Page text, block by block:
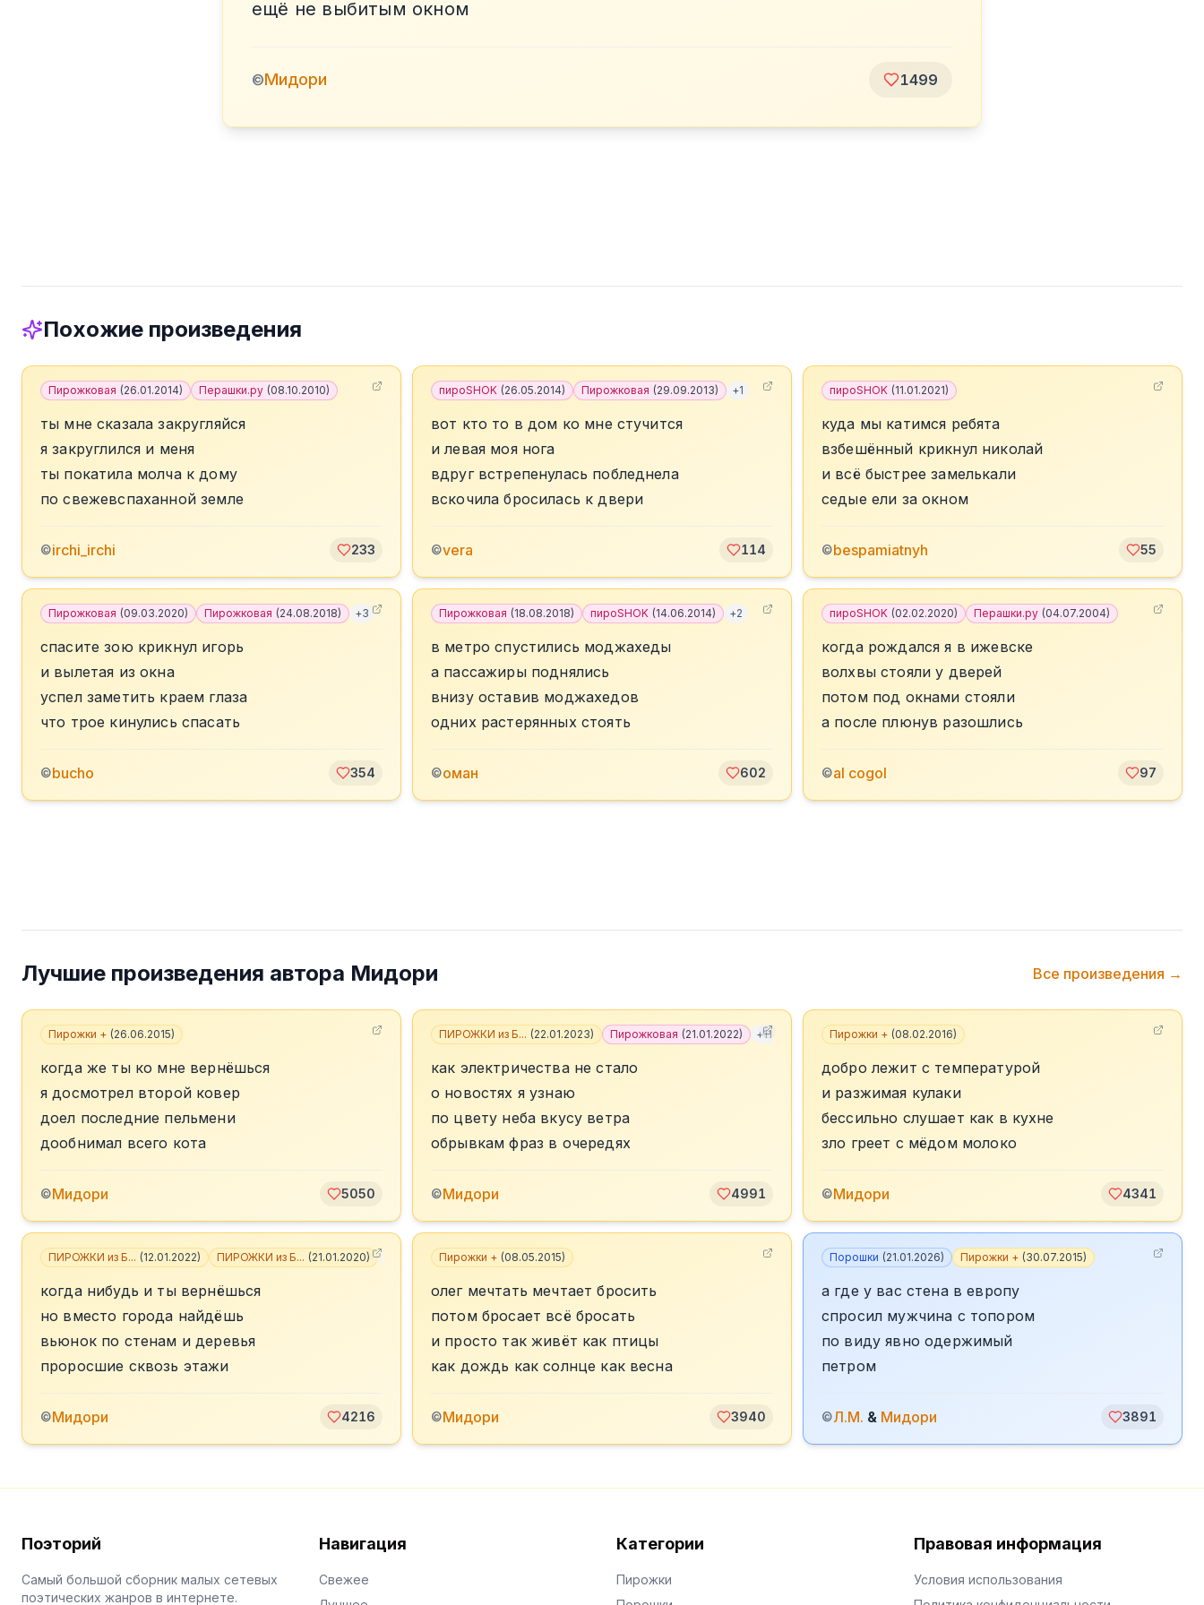
ещё не выбитым окном
©Мидори 1499
Похожие произведения
Пирожковая (26.01.2014) Перашки.ру (08.10.2010)
ты мне сказала закругляйся
я закруглился и меня
ты покатила молча к дому
по свежевспаханной земле
©irchi_irchi 233
пироSHOK (26.05.2014) Пирожковая (29.09.2013) +1
вот кто то в дом ко мне стучится
и левая моя нога
вдруг встрепенулась побледнела
вскочила бросилась к двери
©vera 114
пироSHOK (11.01.2021)
куда мы катимся ребята
взбешённый крикнул николай
и всё быстрее замелькали
седые ели за окном
©bespamiatnyh 55
Пирожковая (09.03.2020) Пирожковая (24.08.2018) +3
спасите зою крикнул игорь
и вылетая из окна
успел заметить краем глаза
что трое кинулись спасать
©bucho 354
Пирожковая (18.08.2018) пироSHOK (14.06.2014) +2
в метро спустились моджахеды
а пассажиры поднялись
внизу оставив моджахедов
одних растерянных стоять
©оман 602
пироSHOK (02.02.2020) Перашки.ру (04.07.2004)
когда рождался я в ижевске
волхвы стояли у дверей
потом под окнами стояли
а после плюнув разошлись
©al cogol 97
Лучшие произведения автора Мидори Все произведения →
Пирожки + (26.06.2015)
когда же ты ко мне вернёшься
я досмотрел второй ковер
доел последние пельмени
дообнимал всего кота
©Мидори 5050
ПИРОЖКИ из Б... (22.01.2023) Пирожковая (21.01.2022) +11
как электричества не стало
о новостях я узнаю
по цвету неба вкусу ветра
обрывкам фраз в очередях
©Мидори 4991
Пирожки + (08.02.2016)
добро лежит с температурой
и разжимая кулаки
бессильно слушает как в кухне
зло греет с мёдом молоко
©Мидори 4341
ПИРОЖКИ из Б... (12.01.2022) ПИРОЖКИ из Б... (21.01.2020)
когда нибудь и ты вернёшься
но вместо города найдёшь
вьюнок по стенам и деревья
проросшие сквозь этажи
©Мидори 4216
Пирожки + (08.05.2015)
олег мечтать мечтает бросить
потом бросает всё бросать
и просто так живёт как птицы
как дождь как солнце как весна
©Мидори 3940
Порошки (21.01.2026) Пирожки + (30.07.2015)
а где у вас стена в европу
спросил мужчина с топором
по виду явно одержимый
петром
©Л.М. & Мидори 3891
Поэторий
Самый большой сборник малых сетевых
поэтических жанров в интернете.
Навигация
Свежее
Категории
Пирожки
Правовая информация
Условия использования